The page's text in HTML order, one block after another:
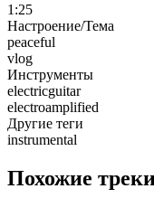
1:25
Настроение/Тема
peaceful
vlog
Инструменты
electricguitar
electroamplified
Другие теги
instrumental
Похожие